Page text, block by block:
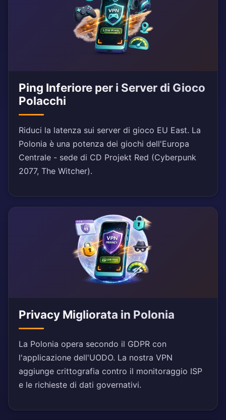
Ping Inferiore per i Server di Gioco
Polacchi
Riduci la latenza sui server di gioco EU East. La
Polonia è una potenza dei giochi dell'Europa
Centrale - sede di CD Projekt Red (Cyberpunk
2077, The Witcher).
Privacy Migliorata in Polonia
La Polonia opera secondo il GDPR con
l'applicazione dell'UODO. La nostra VPN
aggiunge crittografia contro il monitoraggio ISP
e le richieste di dati governativi.